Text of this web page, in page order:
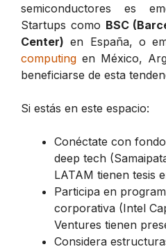
semiconductores es
Startups como BSC
Center) en España, o
computing en México,
beneficiarse de esta
Si estás en este espacio:
Conéctate con
deep tech
LATAM tienen tesis
Participa en
corporativa (Intel
Ventures tienen
Considera